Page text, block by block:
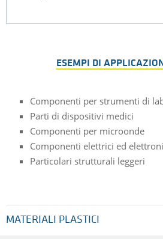
ESEMPI DI
Componenti per strumenti di
Parti di dispositivi medici
Componenti per microonde
Componenti elettrici ed
Particolari strutturali leggeri
MATERIALI PLASTICI